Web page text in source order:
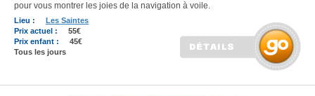
pour vous montrer les joies de la navigation à voile.
Lieu :
Les Saintes
Prix actuel :
55€
Prix enfant :
45€
Tous les jours